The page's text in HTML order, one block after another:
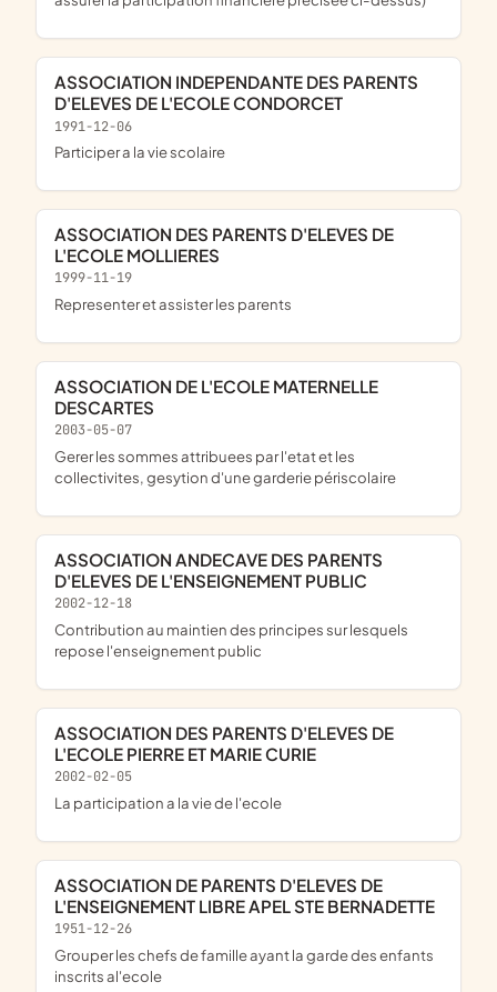
ASSOCIATION INDEPENDANTE DES PARENTS
D'ELEVES DE L'ECOLE CONDORCET
1991-12-06
participer a la vie scolaire
ASSOCIATION DES PARENTS D'ELEVES DE
L'ECOLE MOLLIERES
1999-11-19
representer et assister les parents
ASSOCIATION DE L'ECOLE MATERNELLE
DESCARTES
2003-05-07
gerer les sommes attribuees par l'etat et les
collectivites, gesytion d'une garderie périscolaire
ASSOCIATION ANDECAVE DES PARENTS
D'ELEVES DE L'ENSEIGNEMENT PUBLIC
2002-12-18
contribution au maintien des principes sur lesquels
repose l'enseignement public
ASSOCIATION DES PARENTS D'ELEVES DE
L'ECOLE PIERRE ET MARIE CURIE
2002-02-05
la participation a la vie de l'ecole
ASSOCIATION DE PARENTS D'ELEVES DE
L'ENSEIGNEMENT LIBRE APEL STE BERNADETTE
1951-12-26
grouper les chefs de famille ayant la garde des enfants
inscrits al'ecole